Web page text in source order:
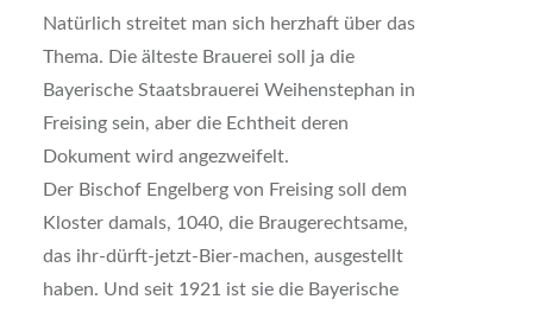
Natürlich streitet man sich herzhaft über das
Thema. Die älteste Brauerei soll ja die
Bayerische Staatsbrauerei Weihenstephan in
Freising sein, aber die Echtheit deren
Dokument wird angezweifelt.
Der Bischof Engelberg von Freising soll dem
Kloster damals, 1040, die Braugerechtsame,
das ihr-dürft-jetzt-Bier-machen, ausgestellt
haben. Und seit 1921 ist sie die Bayerische